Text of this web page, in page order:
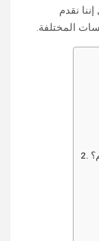
نقدم
المختلفة.